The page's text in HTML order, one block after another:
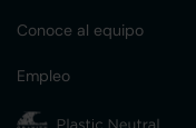
Conoce al equipo
Empleo